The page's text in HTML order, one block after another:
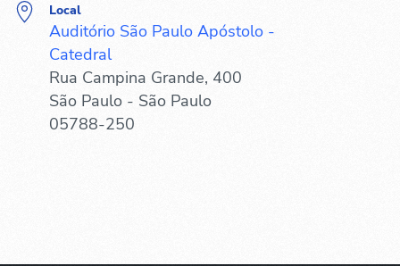
Local
Auditório São Paulo Apóstolo -
Catedral
Rua Campina Grande, 400
São Paulo - São Paulo
05788-250